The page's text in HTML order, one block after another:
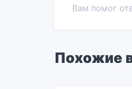
Вам помог
Похожие